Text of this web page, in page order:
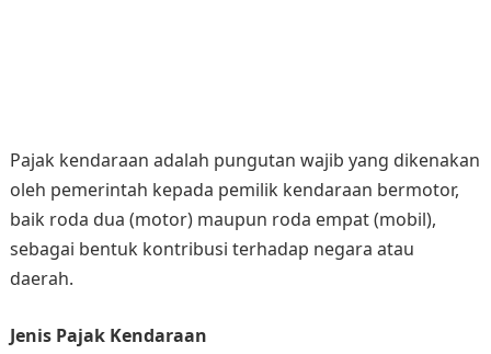
Pajak kendaraan adalah pungutan wajib yang dikenakan
oleh pemerintah kepada pemilik kendaraan bermotor,
baik roda dua (motor) maupun roda empat (mobil),
sebagai bentuk kontribusi terhadap negara atau
daerah.
Jenis Pajak Kendaraan